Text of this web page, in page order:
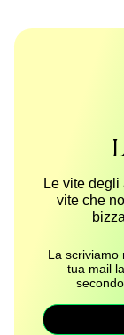
Le vite degli
vite che
La scriviamo
tua mail